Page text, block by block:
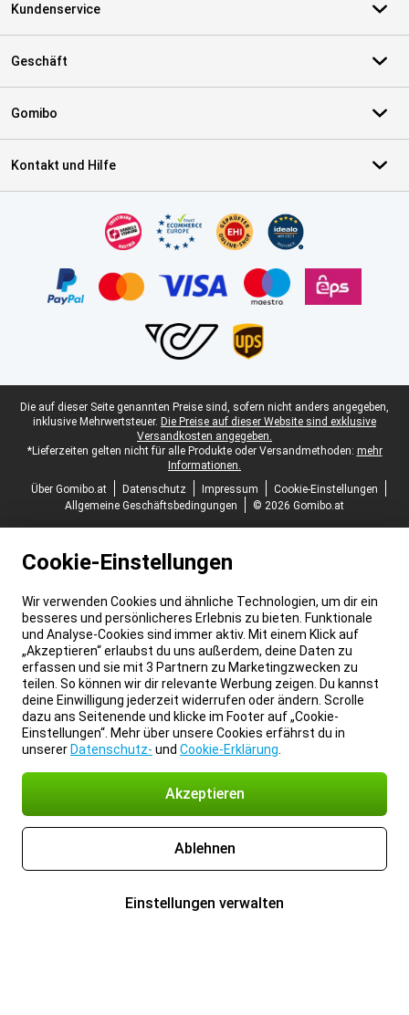
Kundenservice
Geschäft
Gomibo
Kontakt und Hilfe
Juristische Fußzeile
Die auf dieser Seite genannten Preise sind, sofern nicht anders angegeben,
inklusive Mehrwertsteuer. Die Preise auf dieser Website sind exklusive
Versandkosten angegeben.
*Lieferzeiten gelten nicht für alle Produkte oder Versandmethoden: mehr
Informationen.
Über Gomibo.at
Datenschutz Impressum
Cookie-Einstellungen
Allgemeine Geschäftsbedingungen
© 2026 Gomibo.at
Cookie-Einstellungen
Wir verwenden Cookies und ähnliche Technologien, um dir ein
besseres und persönlicheres Erlebnis zu bieten. Funktionale
und Analyse-Cookies sind immer aktiv. Mit einem Klick auf
„Akzeptieren“ erlaubst du uns außerdem, deine Daten zu
erfassen und sie mit 3 Partnern zu Marketingzwecken zu
teilen. So können wir dir relevante Werbung zeigen. Du kannst
deine Einwilligung jederzeit widerrufen oder ändern. Scrolle
dazu ans Seitenende und klicke im Footer auf „Cookie-
Einstellungen“. Mehr über unsere Cookies erfährst du in
unserer Datenschutz- und Cookie-Erklärung
Akzeptieren
Ablehnen
Einstellungen verwalten